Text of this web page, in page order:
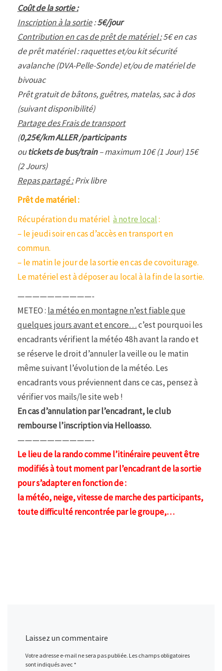
Coût de la sortie :
Inscription à la sortie:5€/jour
Contribution en cas de prêt de matériel :5€ en cas
de prêt matériel : raquettes et/ou kit sécurité
avalanche (DVA-Pelle-Sonde) et/ou de matériel de
bivouac
Prêt gratuit de bâtons, guêtres, matelas, sac à dos
(suivant disponibilité)
Partage des Frais de transport
(0,25€/km ALLER /participants
outickets de bus/train– maximum 10€ (1 Jour) 15€
(2 Jours)
Repas partagé :Prix libre
Prêt de matériel :
Récupération du matériel à notre local:
– le jeudi soir en cas d’accès en transport en
commun.
– le matin le jour de la sortie en cas de covoiturage.
Le matériel est à déposer au local à la fin de la sortie.
——————————-
METEO : la météo en montagne n’est fiable que
quelques jours avant et encore…c’est pourquoi les
encadrants vérifient la météo 48h avant la rando et
se réserve le droit d’annuler la veille ou le matin
même suivant l’évolution de la météo. Les
encadrants vous préviennent dans ce cas, pensez à
vérifier vos mails/le site web !
En cas d’annulation par l’encadrant, le club
rembourse l’inscription via Helloasso.
——————————-
Le lieu de la rando comme l’itinéraire peuvent être
modifiés à tout moment par l’encadrant de la sortie
pour s’adapter en fonction de :
la météo, neige, vitesse de marche des participants,
toute difficulté rencontrée par le groupe,…
Laissez un commentaire
Votre adresse e-mail ne sera pas publiée. Les champs obligatoires
sont indiqués avec*